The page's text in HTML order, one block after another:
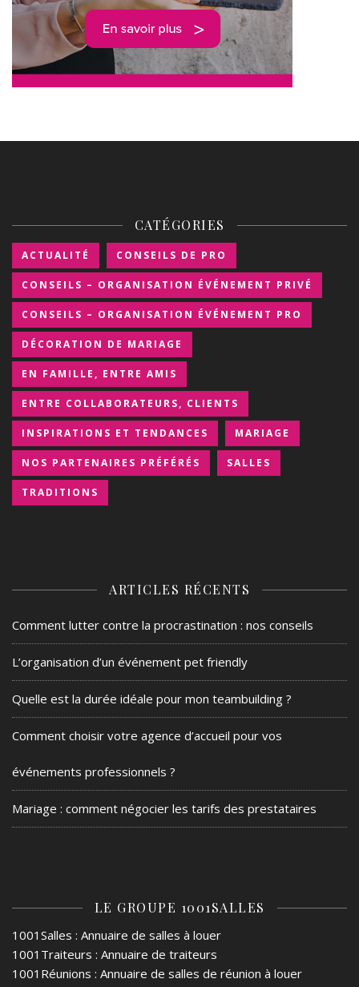
CATÉGORIES
ACTUALITÉ CONSEILS DE PRO
CONSEILS – ORGANISATION ÉVÉNEMENT PRIVÉ
CONSEILS – ORGANISATION ÉVÉNEMENT PRO
DÉCORATION DE MARIAGE
EN FAMILLE, ENTRE AMIS
ENTRE COLLABORATEURS, CLIENTS
INSPIRATIONS ET TENDANCES MARIAGE
NOS PARTENAIRES PRÉFÉRÉS SALLES
TRADITIONS
ARTICLES RÉCENTS
Comment lutter contre la procrastination : nos conseils
L’organisation d’un événement pet friendly
Quelle est la durée idéale pour mon teambuilding ?
Comment choisir votre agence d’accueil pour vos
événements professionnels ?
Mariage : comment négocier les tarifs des prestataires
LE GROUPE 1001SALLES
1001Salles : Annuaire de salles à louer
1001Traiteurs : Annuaire de traiteurs
1001Réunions : Annuaire de salles de réunion à louer